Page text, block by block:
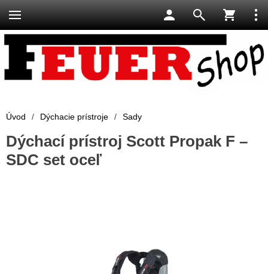
Úvod / Dýchacie prístroje / Sady
Dýchací prístroj Scott Propak F –
SDC set oceľ